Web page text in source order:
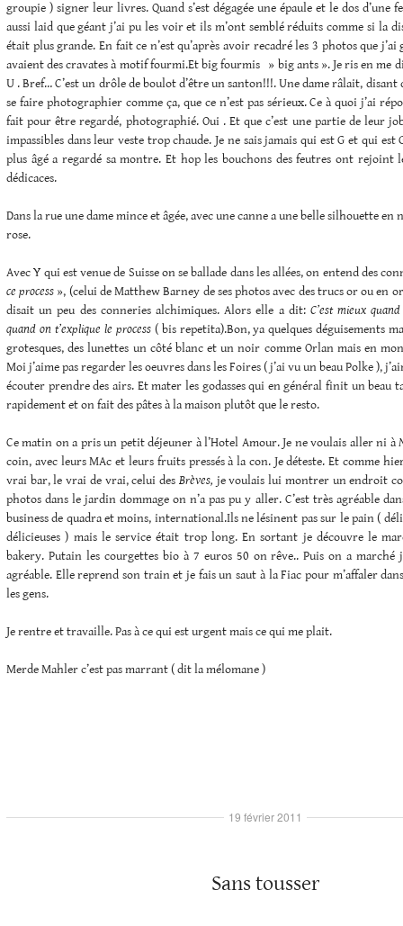
groupie ) signer leur livres. Quand s’est dégagée une épaule et le dos d’une
aussi laid que géant j’ai pu les voir et ils m’ont semblé réduits comme si la
était plus grande. En fait ce n’est qu’après avoir recadré les 3 photos que j’ai
avaient des cravates à motif fourmi.Et big fourmis » big ants ». Je ris en me
U . Bref… C’est un drôle de boulot d’être un santon!!!. Une dame râlait, disant
se faire photographier comme ça, que ce n’est pas sérieux. Ce à quoi j’ai
fait pour être regardé, photographié. Oui . Et que c’est une partie de leur
impassibles dans leur veste trop chaude. Je ne sais jamais qui est G et qui est
plus âgé a regardé sa montre. Et hop les bouchons des feutres ont rejoint
dédicaces.
Dans la rue une dame mince et âgée, avec une canne a une belle silhouette
rose.
Avec Y qui est venue de Suisse on se ballade dans les allées, on entend des
ce process », (celui de Matthew Barney de ses photos avec des trucs or ou en
disait un peu des conneries alchimiques. Alors elle a dit:C’est mieux
quand on t’explique le process ( bis repetita).Bon, ya quelques déguisements
grotesques, des lunettes un côté blanc et un noir comme Orlan mais en
Moi j’aime pas regarder les oeuvres dans les Foires ( j’ai vu un beau Polke ),
écouter prendre des airs. Et mater les godasses qui en général finit un beau
rapidement et on fait des pâtes à la maison plutôt que le resto.
Ce matin on a pris un petit déjeuner à l’Hotel Amour. Je ne voulais aller ni à
coin, avec leurs MAc et leurs fruits pressés à la con. Je déteste. Et comme
vrai bar, le vrai de vrai, celui des Brèves, je voulais lui montrer un endroit
photos dans le jardin dommage on n’a pas pu y aller. C’est très agréable
business de quadra et moins, international.Ils ne lésinent pas sur le pain (
délicieuses ) mais le service était trop long. En sortant je découvre le
bakery. Putain les courgettes bio à 7 euros 50 on rêve.. Puis on a marché
agréable. Elle reprend son train et je fais un saut à la Fiac pour m’affaler
les gens.
Je rentre et travaille. Pas à ce qui est urgent mais ce qui me plait.
Merde Mahler c’est pas marrant ( dit la mélomane )
Sans tousser
19 février 2011